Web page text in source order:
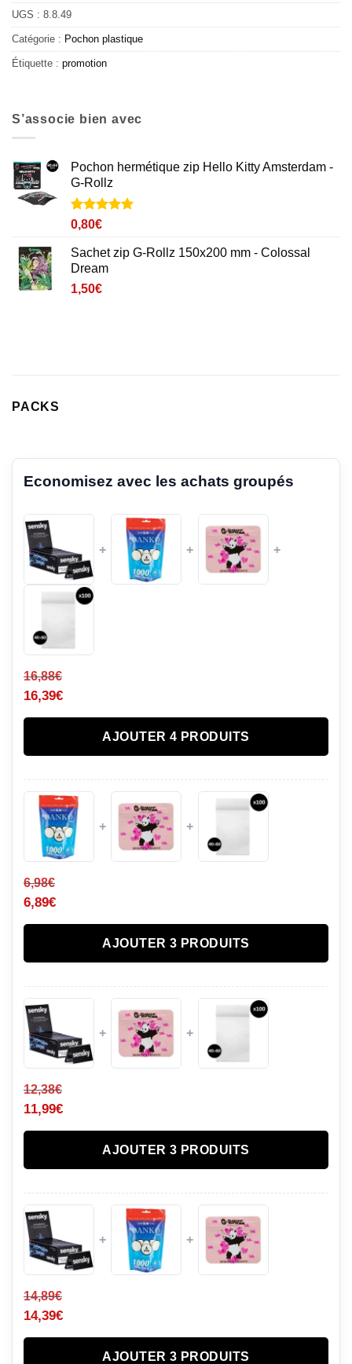
UGS : 8.8.49
Catégorie : Pochon plastique
Étiquette : promotion
S’associe bien avec
Pochon hermétique zip Hello Kitty Amsterdam -
G-Rollz
Noté5
1
notation
client
0,80€
Sachet zip G-Rollz 150x200 mm - Colossal
Dream
1,50€
PACKS
Economisez avec les achats groupés
+ + +
16,88€
16,39€
AJOUTER 4 PRODUITS
+ +
6,98€
6,89€
AJOUTER 3 PRODUITS
+ +
12,38€
11,99€
AJOUTER 3 PRODUITS
+ +
14,89€
14,39€
AJOUTER 3 PRODUITS